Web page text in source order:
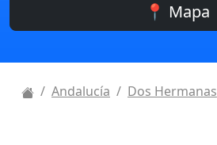
📍 Mapa
Andalucía Dos Hermanas